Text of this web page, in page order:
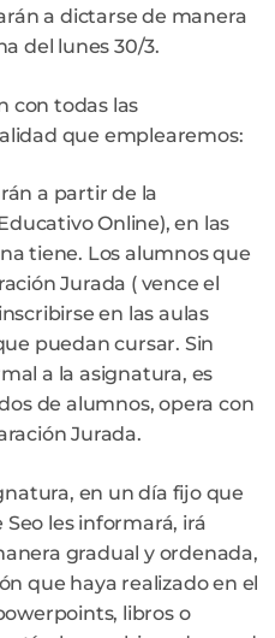
a dictarse de manera
del lunes 30/3.
con todas las
que emplearemos:
a partir de la
Online), en las
tiene. Los alumnos que
Jurada ( vence el
en las aulas
puedan cursar. Sin
a la asignatura, es
de alumnos, opera con
Jurada.
en un día fijo que
les informará, irá
gradual y ordenada,
que haya realizado en el
libros o